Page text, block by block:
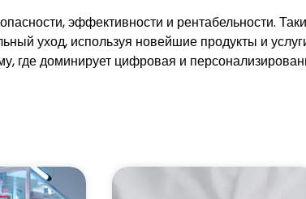
эффективности и рентабельности.
уход, используя новейшие продукты и
где доминирует цифровая и